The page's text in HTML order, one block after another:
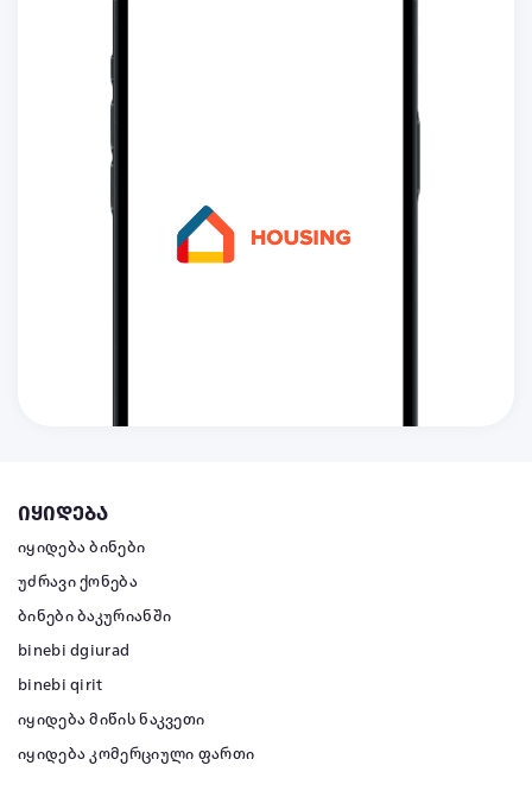
იყიდება
იყიდება ბინები
უძრავი ქონება
ბინები ბაკურიანში
binebi dgiurad
binebi qirit
იყიდება მიწის ნაკვეთი
იყიდება კომერციული ფართი